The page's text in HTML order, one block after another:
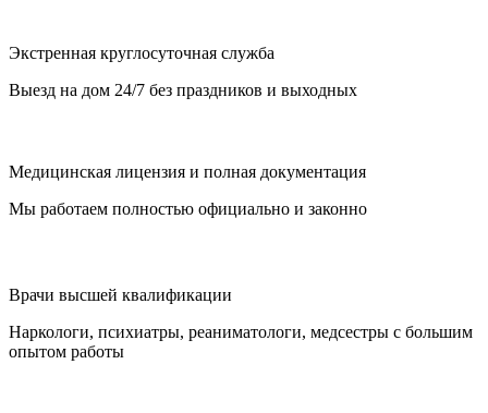
Экстренная круглосуточная служба
Выезд на дом 24/7 без праздников и выходных
Медицинская лицензия и полная документация
Мы работаем полностью официально и законно
Врачи высшей квалификации
Наркологи, психиатры, реаниматологи, медсестры с большим
опытом работы